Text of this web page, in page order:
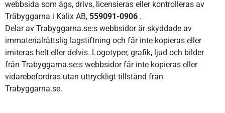
webbsida som ägs, drivs, licensieras eller kontrolleras av
Träbyggarna i Kalix AB, 559091-0906 .
Delar av Trabyggarna.se:s webbsidor är skyddade av
immaterialrättslig lagstiftning och får inte kopieras eller
imiteras helt eller delvis. Logotyper, grafik, ljud och bilder
från Trabyggarna.se:s webbsidor får inte kopieras eller
vidarebefordras utan uttryckligt tillstånd från
Trabyggarna.se.